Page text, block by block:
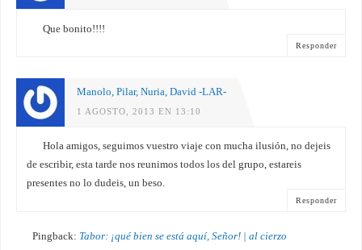
Que bonito!!!!
Responder
Manolo, Pilar, Nuria, David -LAR-
1 AGOSTO, 2013 EN 13:10
Hola amigos, seguimos vuestro viaje con mucha ilusión, no dejeis
de escribir, esta tarde nos reunimos todos los del grupo, estareis
presentes no lo dudeis, un beso.
Responder
Pingback: Tabor: ¡qué bien se está aquí, Señor! | al cierzo